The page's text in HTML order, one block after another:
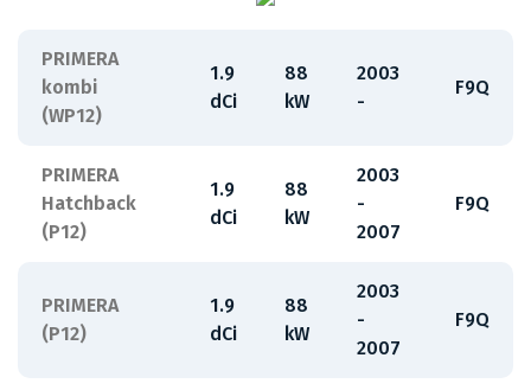
PRIMERA
kombi
(WP12)
1.9
dCi
88
kW
2003
-
F9Q
PRIMERA
Hatchback
(P12)
1.9
dCi
88
kW
2003
-
2007
F9Q
PRIMERA
(P12)
1.9
dCi
88
kW
2003
-
2007
F9Q